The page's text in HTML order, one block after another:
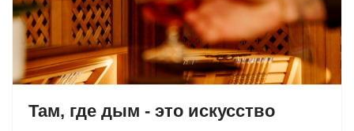
Там, где дым - это искусство